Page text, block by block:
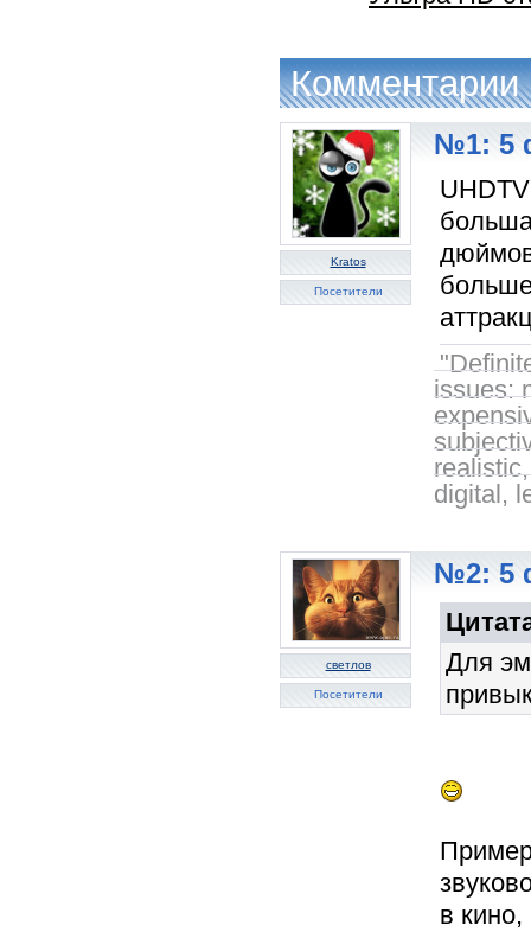
Комментарии
Kratos
Посетители
№1: 5
issues:
digital,
светлов
Посетители
№2: 5
Для
в кино,